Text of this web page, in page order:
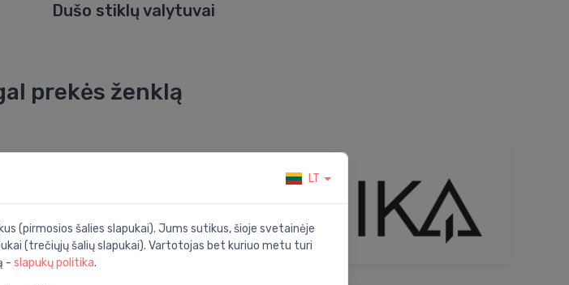
Dušo stiklų valytuvai
prekės ženklą
LT
(pirmosios šalies slapukai). Jums sutikus, šioje svetainėje
(trečiųjų šalių slapukai). Vartotojas bet kuriuo metu turi
- slapukų politika.